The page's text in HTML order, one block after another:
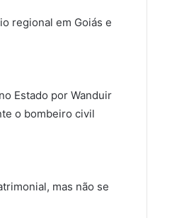
regional em Goiás e
Estado por Wanduir
o bombeiro civil
mas não se